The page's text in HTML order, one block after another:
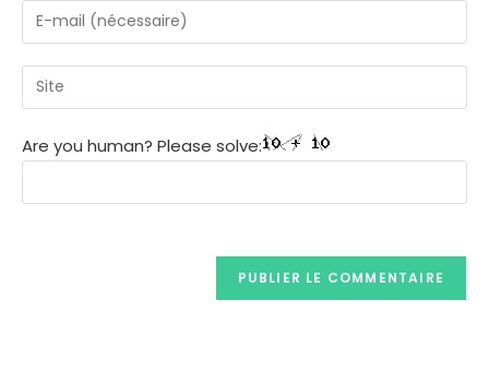
Are you human? Please solve: